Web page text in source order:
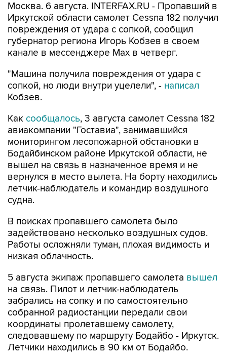
Москва. 6 августа. INTERFAX.RU - Пропавший в
Иркутской области самолет Cessna 182 получил
повреждения от удара с сопкой, сообщил
губернатор региона Игорь Кобзев в своем
канале в мессенджере Мах в четверг.
"Машина получила повреждения от удара с
сопкой, но люди внутри уцелели", - написал
Кобзев.
Как сообщалось, 3 августа самолет Cessna 182
авиакомпании "Гоставиа", занимавшийся
мониторингом лесопожарной обстановки в
Бодайбинском районе Иркутской области, не
вышел на связь в назначенное время и не
вернулся в место вылета. На борту находились
летчик-наблюдатель и командир воздушного
судна.
В поисках пропавшего самолета было
задействовано несколько воздушных судов.
Работы осложняли туман, плохая видимость и
низкая облачность.
5 августа экипаж пропавшего самолета вышел
на связь. Пилот и летчик-наблюдатель
забрались на сопку и по самостоятельно
собранной радиостанции передали свои
координаты пролетавшему самолету,
следовавшему по маршруту Бодайбо - Иркутск.
Летчики находились в 90 км от Бодайбо.